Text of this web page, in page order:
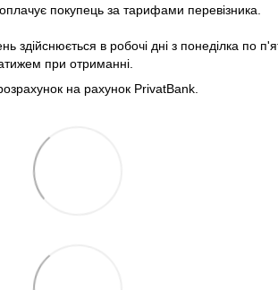
покупець за тарифами перевізника.
здійснюється в робочі дні з понеділка по
при отриманні.
на рахунок PrivatBank.